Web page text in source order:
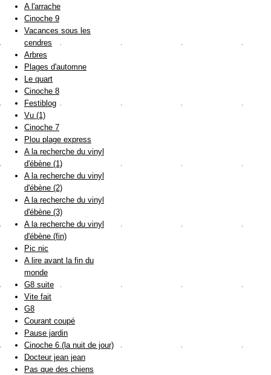
A l'arrache
Cinoche 9
Vacances sous les
cendres
Arbres
Plages d'automne
Le quart
Cinoche 8
Festiblog
Vu (1)
Cinoche 7
Plou plage express
A la recherche du vinyl
d'ébène (1)
A la recherche du vinyl
d'ébène (2)
A la recherche du vinyl
d'ébène (3)
A la recherche du vinyl
d'ébène (fin)
Pic nic
A lire avant la fin du
monde
G8 suite
Vite fait
G8
Courant coupé
Pause jardin
Cinoche 6 (la nuit de jour)
Docteur jean jean
Pas que des chiens